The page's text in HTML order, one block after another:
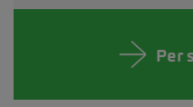
Per